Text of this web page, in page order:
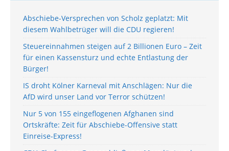
Abschiebe-Versprechen von Scholz geplatzt: Mit
diesem Wahlbetrüger will die CDU regieren!
Steuereinnahmen steigen auf 2 Billionen Euro – Zeit
für einen Kassensturz und echte Entlastung der
Bürger!
IS droht Kölner Karneval mit Anschlägen: Nur die
AfD wird unser Land vor Terror schützen!
Nur 5 von 155 eingeflogenen Afghanen sind
Ortskräfte: Zeit für Abschiebe-Offensive statt
Einreise-Express!